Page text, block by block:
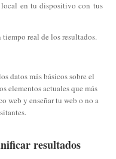
en tu dispositivo con tus
real de los resultados.
datos más básicos sobre el
elementos actuales que más
web y enseñar tu web o no a
resultados